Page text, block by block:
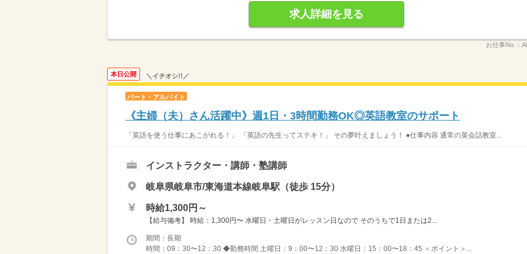
求人詳細を見る
お仕事No.：
本日公開 ＼イチオシ!!／
パート・アルバイト
《主婦（夫）さん活躍中》週1日・3時間勤務OK◎英語教室のサポート
「英語を使う仕事にあこがれる！」 「英語の先生ってステキ！」 その夢叶えましょう！ ●仕事内容 通常の英会話教室...
インストラクター・講師・塾講師
岐阜県岐阜市/東海道本線岐阜駅（徒歩 15分）
時給1,300円～
【給与備考】 時給：1,300円〜 水曜日・土曜日がレッスン日なので そのうちで1日または2...
期間：長期
時間：09：30〜12：30 ◆勤務時間 土曜日：9：00〜12：30 水曜日：15：00〜18：45 ＜ポイント＞...